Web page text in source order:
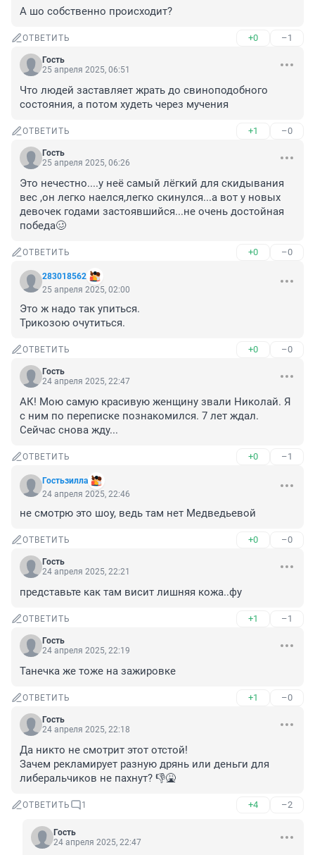
А шо собственно происходит?
ОТВЕТИТЬ +0 –1
Гость
25 апреля 2025, 06:51
Что людей заставляет жрать до свиноподобного
состояния, а потом худеть через мучения
ОТВЕТИТЬ +1 –0
Гость
25 апреля 2025, 06:26
Это нечестно....у неё самый лёгкий для скидывания
вес ,он легко наелся,легко скинулся...а вот у новых
девочек годами застоявшийся...не очень достойная
победа🥴
ОТВЕТИТЬ +0 –0
283018562
25 апреля 2025, 02:00
Это ж надо так упиться.
Трикозою очутиться.
ОТВЕТИТЬ +0 –0
Гость
24 апреля 2025, 22:47
АК! Мою самую красивую женщину звали Николай. Я
с ним по переписке познакомился. 7 лет ждал.
Сейчас снова жду...
ОТВЕТИТЬ +0 –1
Гостьзилла
24 апреля 2025, 22:46
не смотрю это шоу, ведь там нет Медведьевой
ОТВЕТИТЬ +0 –0
Гость
24 апреля 2025, 22:21
представьте как там висит лишняя кожа..фу
ОТВЕТИТЬ +1 –1
Гость
24 апреля 2025, 22:19
Танечка же тоже на зажировке
ОТВЕТИТЬ +1 –0
Гость
24 апреля 2025, 22:18
Да никто не смотрит этот отстой!
Зачем рекламирует разную дрянь или деньги для
либеральчиков не пахнут? 👎🤮
ОТВЕТИТЬ 1 +4 –2
Гость
24 апреля 2025, 22:47